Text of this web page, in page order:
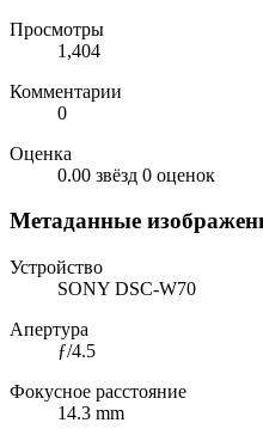
Просмотры
1,404
Комментарии
0
Оценка
0.00 звёзд 0 оценок
Метаданные
Устройство
SONY DSC-W70
Апертура
ƒ/4.5
Фокусное расстояние
14.3 mm